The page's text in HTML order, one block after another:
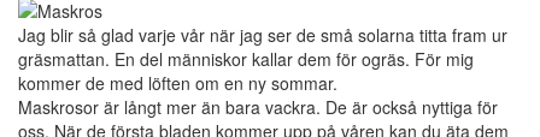
Jag blir så glad varje vår när jag ser de små solarna titta fram ur
gräsmattan. En del människor kallar dem för ogräs. För mig
kommer de med löften om en ny sommar.
Maskrosor är långt mer än bara vackra. De är också nyttiga för
oss. När de första bladen kommer upp på våren kan du äta dem